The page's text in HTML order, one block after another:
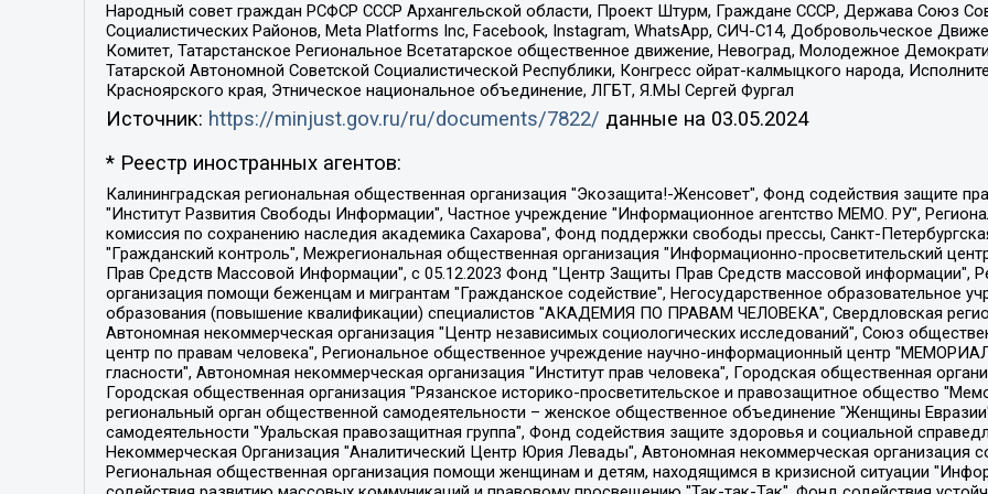
Народный совет граждан РСФСР СССР Архангельской области, Проект Штурм, Граждане СССР, Держава Союз
Социалистических Районов, Meta Platforms Inc, Facebook, Instagram, WhatsApp, СИЧ-С14, Добровольческое
Комитет, Татарстанское Региональное Всетатарское общественное движение, Невоград, Молодежное
Татарской Автономной Советской Социалистической Республики, Конгресс ойрат-калмыцкого народа,
Красноярского края, Этническое национальное объединение, ЛГБТ, Я.МЫ Сергей Фургал
Источник: https://minjust.gov.ru/ru/documents/7822/ данные на 03.05.2024
* Реестр иностранных агентов:
Калининградская региональная общественная организация "Экозащита!-Женсовет", Фонд содействия защите прав и свобод граждан "Общественный вердикт", Фонд "Институт Развития Свободы Информации", Частное учреждение "Информационное агентство МЕМО. РУ", Региональная общественная организация "Общественная комиссия по сохранению наследия академика Сахарова", Фонд поддержки свободы прессы, Санкт-Петербургская общественная правозащитная организация "Гражданский контроль", Межрегиональная общественная организация "Информационно-просветительский центр "Мемориал", Региональный Фонд "Центр Защиты Прав Средств Массовой Информации", с 05.12.2023 Фонд "Центр Защиты Прав Средств массовой информации", Региональная общественная благотворительная организация помощи беженцам и мигрантам "Гражданское содействие", Негосударственное образовательное учреждение дополнительного профессионального образования (повышение квалификации) специалистов "АКАДЕМИЯ ПО ПРАВАМ ЧЕЛОВЕКА", Свердловская региональная общественная организация "Сутяжник", Автономная некоммерческая организация "Центр независимых социологических исследований", Союз общественных объединений "Российский исследовательский центр по правам человека", Региональное общественное учреждение научно-информационный центр "МЕМОРИАЛ", Некоммерческая организация "Фонд защиты гласности", Автономная некоммерческая организация "Институт прав человека", Городская общественная организация "Екатеринбургское общество "МЕМОРИАЛ", Городская общественная организация "Рязанское историко-просветительское и правозащитное общество "Мемориал" (Рязанский Мемориал), Челябинский региональный орган общественной самодеятельности – женское общественное объединение "Женщины Евразии", Челябинский региональный орган общественной самодеятельности "Уральская правозащитная группа", Фонд содействия защите здоровья и социальной справедливости имени Андрея Рылькова, Автономная Некоммерческая Организация "Аналитический Центр Юрия Левады", Автономная некоммерческая организация социальной поддержки населения "Проект Апрель", Региональная общественная организация помощи женщинам и детям, находящимся в кризисной ситуации "Информационно-методический центр "Анна", Фонд содействия развитию массовых коммуникаций и правовому просвещению "Так-так-Так", Фонд содействия устойчивому развитию "Серебряная тайга", Свердловский региональный общественный фонд социальных проектов "Новое время", "Idel.Реалии", Кавказ.Реалии, Крым.Реалии, Телеканал Настоящее Время, Татаро-башкирская служба Радио Свобода (Azatliq Radiosi), Радио Свободная Европа/Радио Свобода (PCE/PC), "Сибирь.Реалии", "Фактограф", Благотворительный фонд помощи осужденным и их семьям, Автономная некоммерческая организация "Институт глобализации и социальных движений", Фонд "В защиту прав заключенных", Частное учреждение "Центр поддержки и содействия развитию средств массовой информации", Пензенский региональный общественный благотворительный фонд "Гражданский союз", "Север.Реалии", Некоммерческая организация Фонд "Правовая инициатива", Общество с ограниченной ответственностью "Радио Свободная Европа/Радио Свобода", Чешское информационное агентство "MEDIUM-ORIENT", Красноярская региональная общественная организация "Мы против СПИДа", Камалягин Денис Николаевич, Маркелов Сергей Евгеньевич, Пономарев Лев Александрович, Савицкая Людмила Алексеевна, Автономная некоммерческая организация "Центр по работе с проблемой насилия "НАСИЛИЮ.НЕТ", Межрегиональный профессиональный союз работников здравоохранения "Альянс врачей", Юридическое лицо, зарегистрированное в Латвийской Республике, SIA "Medusa Project" (регистрационный номер 40103797863, дата регистрации 10.06.2014), Некоммерческая организация "Фонд по борьбе с коррупцией", Автономная некоммерческая организация "Институт права и публичной политики", Баданин Роман Сергеевич, Гликин Максим Александрович, Железнова Мария Михайловна, Лукьянова Юлия Сергеевна, Маетная Елизавета Витальевна, Маняхин Петр Борисович, Чуракова Ольга Владимировна, Ярош Юлия Петровна, Юридическое лицо "The Insider SIA", зарегистрированное в Риге, Латвийская Республика (дата регистрации 26.06.2015), являющееся администратором доменного имени интернет-издания "The Insider SIA", https://theins.ru, Постернак Алексей Евгеньевич, Рубин Михаил Аркадьевич, Анин Роман Александрович, Юридическое лицо Istories fonds, зарегистрированное в Латвийской Республике (регистрационный номер 50008295751, дата регистрации 24.02.2020), Великовский Дмитрий Александрович, Долинина Ирина Николаевна, Мароховская Алеся Алексеевна, Шлейнов Роман Юрьевич, Шмагун Олеся Валентиновна, Общество с ограниченной ответственностью "Альтаир 2021", Общество с ограниченной ответственностью "Вега 2021", Общество с ограниченной ответственностью "Главный редактор 2021", Общество с ограниченной ответственностью "Ромашки монолит", Важенков Артем Валерьевич, Ивановская областная общественная организация "Центр гендерных исследований", Гурман Юрий Альбертович, Медиапроект "ОВД-Инфо", Егоров Владимир Владимирович, Жилинский Владимир Александрович, Общество с ограниченной ответственностью "ЗП", Иванова София Юрьевна, Карезина Инна Павловна, Кильтау Екатерина Викторовна, Петров Алексей Викторович, Пискунов Сергей Евгеньевич, Смирнов Сергей Сергеевич, Тихонов Михаил Сергеевич, Общество с ограниченной ответственностью "ЖУРНАЛИСТ-ИНОСТРАННЫЙ АГЕНТ", Арапова Галина Юрьевна, Вольтская Татьяна Анатольевна, Американская компания "Mason G.E.S. Anonymous Foundation" (США), являющаяся владельцем интернет-издания https://mnews.world/, Компания "Stichting Bellingcat", зарегистрированная в Нидерландах (дата регистрации 11.07.2018), Захаров Андрей Вячеславович, Клепиковская Екатерина Дмитриевна, Общество с ограниченной ответственностью "МЕМО", Перл Роман Александрович, Симонов Евгений Алексеевич, Соловьева Елена Анатольевна, Сотников Даниил Владимирович, Сурначева Елизавета Дмитриевна, Автономная некоммерческая организация по защите прав человека и информированию населения "Якутия – Наше Мнение", Общество с ограниченной ответственностью "Москоу диджитал медиа", с 26.01.2023 Общество с ограниченной ответственностью "Чайка Белые сады", Ветошкина Валерия Валерьевна, Заговора Максим Александрович, Межрегиональное общественное движение "Российская ЛГБТ - сеть", Оленичев Максим Владимирович, Павлов Иван Юрьевич, Скворцова Елена Сергеевна, Общество с ограниченной ответственностью "Как бы инагент", Кочетков Игорь Викторович, Общество с ограниченной ответственностью "Честные выборы", Еланчик Олег Александрович, Общество с ограниченной ответственностью "Нобелевский призыв", Гималова Регина Эмилевна, Григорьев Андрей Валерьевич, Григорьева Алина Александровна, Ассоциация по содействию защите прав призывников, альтернативнослужащих и военнослужащих "Правозащитная группа